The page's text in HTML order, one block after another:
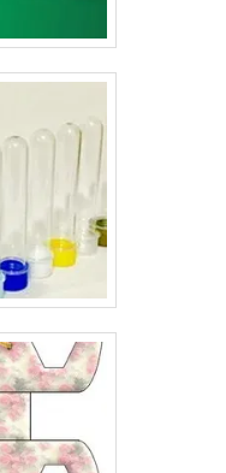
o público, pois
envoltório e se
para o
para pele;Creme e
as embalagens
e não é para menos.
do consumidor é
esse motivo, ela é
interesse em
embalagens para
contar com uma
no mercado há
e dê uma